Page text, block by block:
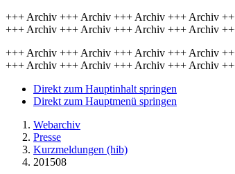
+++ Archiv +++ Archiv +++ Archiv +++ Archiv
+++ Archiv +++ Archiv +++ Archiv +++ Archiv
+++ Archiv +++ Archiv +++ Archiv +++ Archiv
+++ Archiv +++ Archiv +++ Archiv +++ Archiv
Direkt zum Hauptinhalt springen
Direkt zum Hauptmenü springen
Webarchiv
Presse
Kurzmeldungen (hib)
201508